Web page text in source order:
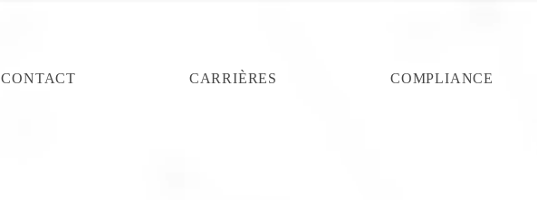
CONTACT CARRIÈRES COMPLIANCE